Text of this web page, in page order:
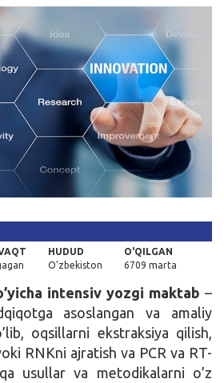
HUDUD
O'zbekiston
O'QILGAN
6709 marta
intensiv yozgi maktab –
asoslangan va amaliy
oqsillarni ekstraksiya qilish,
RNKni ajratish va PCR va RT-
usullar va metodikalarni o’z